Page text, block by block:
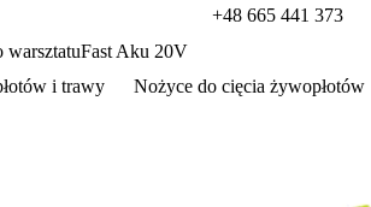
+48 665 441 373
warsztatuFast Aku 20V
i trawy Nożyce do cięcia żywopłotów